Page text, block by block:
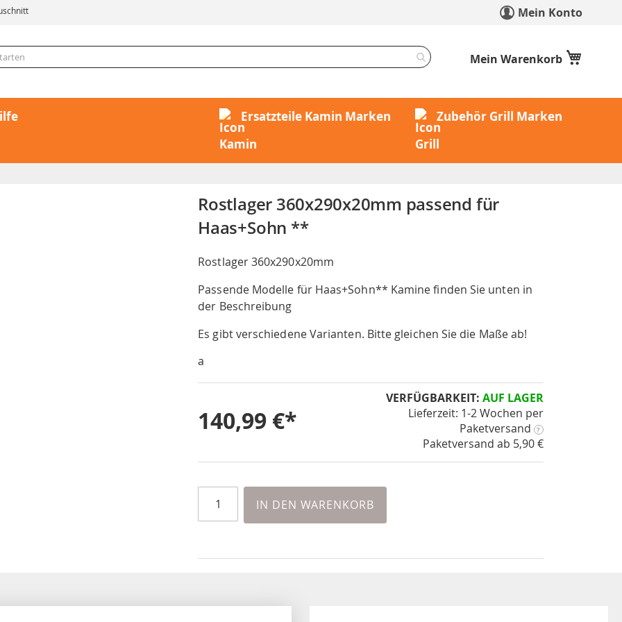
Mein Konto
Mein Warenkorb
Ersatzteile Kamin Marken Zubehör Grill Marken
Rostlager 360x290x20mm passend für
Haas+Sohn **
Rostlager 360x290x20mm
Passende Modelle für Haas+Sohn** Kamine finden Sie unten in
der Beschreibung
Es gibt verschiedene Varianten. Bitte gleichen Sie die Maße ab!
a
VERFÜGBARKEIT: AUF LAGER
Lieferzeit: 1-2 Wochen per
Paketversand
?
Paketversand ab 5,90 €
140,99 €
IN DEN WARENKORB